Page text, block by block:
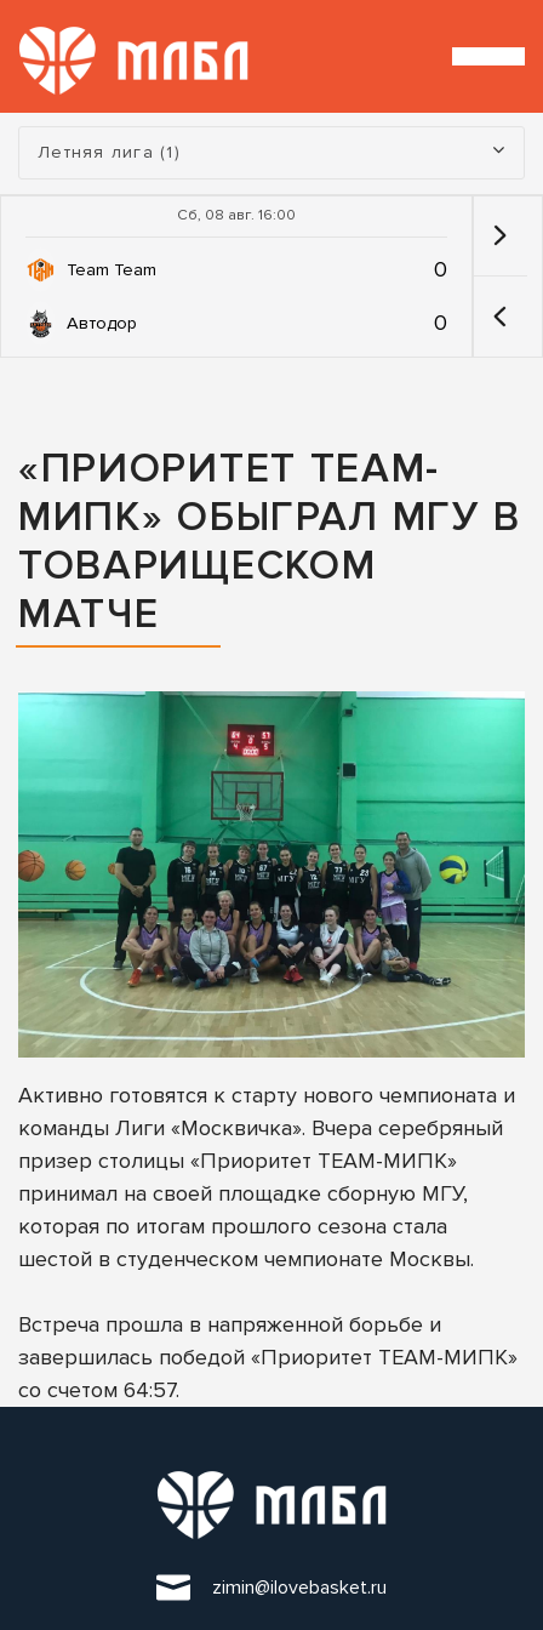
Турнир:
Летняя лига (1)
Сб, 08 авг. 16:00
Team Team 0
Автодор 0
«ПРИОРИТЕТ TEAM-
МИПК» ОБЫГРАЛ МГУ В
ТОВАРИЩЕСКОМ
МАТЧЕ
Активно готовятся к старту нового чемпионата и
команды Лиги «Москвичка». Вчера серебряный
призер столицы «Приоритет TEAM-МИПК»
принимал на своей площадке сборную МГУ,
которая по итогам прошлого сезона стала
шестой в студенческом чемпионате Москвы.
Встреча прошла в напряженной борьбе и
завершилась победой «Приоритет TEAM-МИПК»
со счетом 64:57.
zimin@ilovebasket.ru